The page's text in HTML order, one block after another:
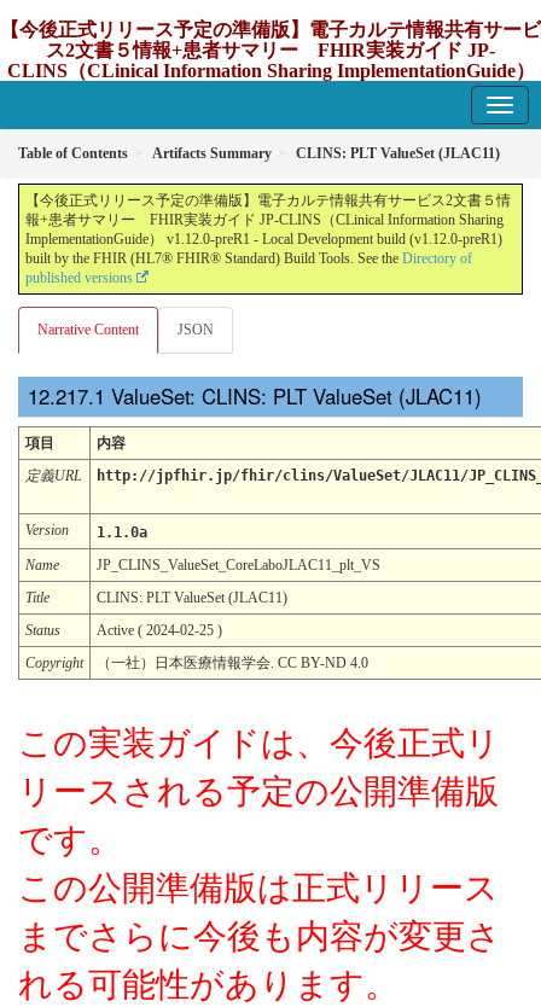
【今後正式リリース予定の準備版】電子カルテ情報共有サービ
ス2文書５情報+患者サマリー FHIR実装ガイド JP-
CLINS（CLinical Information Sharing ImplementationGuide）
Table of Contents Artifacts Summary CLINS: PLT ValueSet (JLAC11)
【今後正式リリース予定の準備版】電子カルテ情報共有サービス2文書５情
報+患者サマリー FHIR実装ガイド JP-CLINS（CLinical Information Sharing
ImplementationGuide） v1.12.0-preR1 - Local Development build (v1.12.0-preR1)
built by the FHIR (HL7® FHIR® Standard) Build Tools. See the Directory of
published versions
Narrative Content JSON
ValueSet: CLINS: PLT ValueSet (JLAC11)
項目
内容
定義URL
http://jpfhir.jp/fhir/clins/ValueSet/JLAC11/
Version
1.1.0a
Name
JP_CLINS_ValueSet_CoreLaboJLAC11_plt_VS
Title
CLINS: PLT ValueSet (JLAC11)
Status
Active ( 2024-02-25 )
Copyright
（一社）日本医療情報学会. CC BY-ND 4.0
この実装ガイドは、今後正式リ
リースされる予定の公開準備版
です。
この公開準備版は正式リリース
までさらに今後も内容が変更さ
れる可能性があります。